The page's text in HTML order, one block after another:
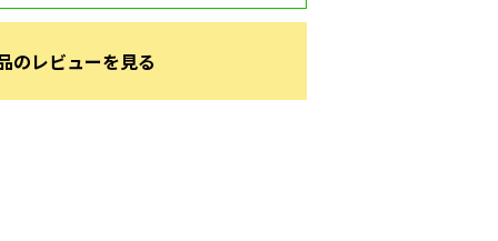
のレビューを見る